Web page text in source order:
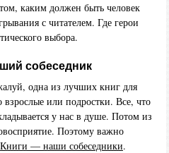
каким должен быть человек
с читателем. Где герои
выбора.
собеседник
одна из лучших книг для
взрослые или подростки. Все, что
у нас в душе. Потом из
Поэтому важно
Книги — наши собеседники.